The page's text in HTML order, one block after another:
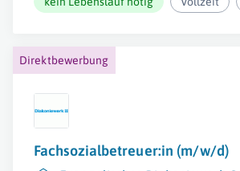
Direktbewerbung
Fachsozialbetreuer:in (m/w/d)